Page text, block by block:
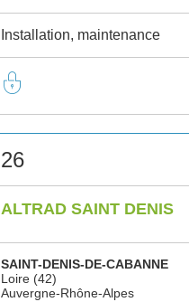
Installation, maintenance
26
ALTRAD SAINT DENIS
SAINT-DENIS-DE-CABANNE
Loire (42)
Auvergne-Rhône-Alpes